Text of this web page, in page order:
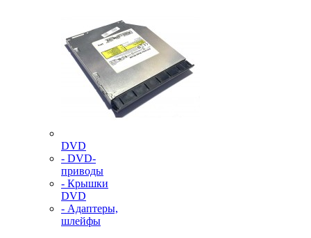
DVD
- DVD-
приводы
- Крышки
DVD
- Адаптеры,
шлейфы